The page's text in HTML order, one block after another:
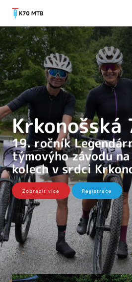
Krkonošská
19. ročník
týmovýho závodu
kolech v srdci
Zobrazit více Registrace